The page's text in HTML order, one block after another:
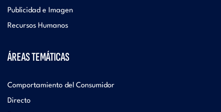
Publicidad e Imagen
Recursos Humanos
ÁREAS TEMÁTICAS
Comportamiento del Consumidor
Directo